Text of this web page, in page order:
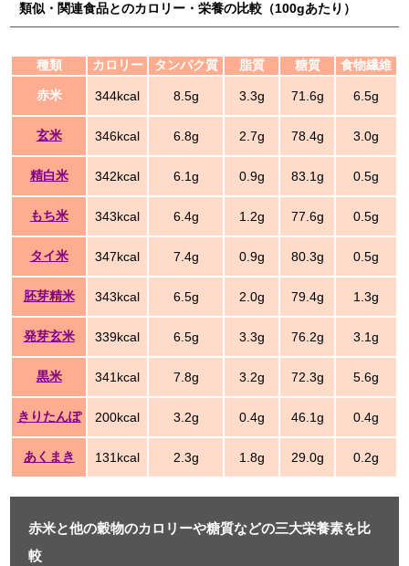
類似・関連食品とのカロリー・栄養の比較（100gあたり）
種類 カロリー タンパク質 脂質 糖質 食物繊維
赤米 344kcal 8.5g 3.3g 71.6g 6.5g
玄米 346kcal 6.8g 2.7g 78.4g 3.0g
精白米 342kcal 6.1g 0.9g 83.1g 0.5g
もち米 343kcal 6.4g 1.2g 77.6g 0.5g
タイ米 347kcal 7.4g 0.9g 80.3g 0.5g
胚芽精米 343kcal 6.5g 2.0g 79.4g 1.3g
発芽玄米 339kcal 6.5g 3.3g 76.2g 3.1g
黒米 341kcal 7.8g 3.2g 72.3g 5.6g
きりたんぽ 200kcal 3.2g 0.4g 46.1g 0.4g
あくまき 131kcal 2.3g 1.8g 29.0g 0.2g
赤米と他の穀物のカロリーや糖質などの三大栄養素を比
較